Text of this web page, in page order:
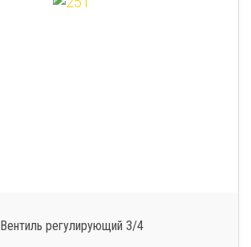
Вентиль регулирующий 3/4